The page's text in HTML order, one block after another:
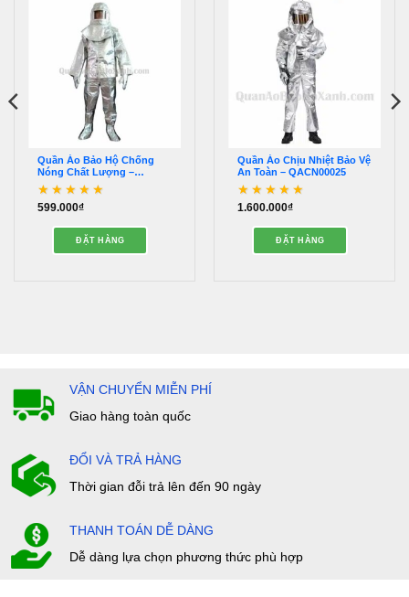
Quần Áo Bảo Hộ Chống
Nóng Chất Lượng –
QQCN01299
Được xếp hạng
599.000₫
ĐẶT HÀNG
Quần Áo Chịu Nhiệt Bảo Vệ
An Toàn – QACN00025
Được xếp hạng
1.600.000₫
ĐẶT HÀNG
VẬN CHUYỂN MIỄN PHÍ
Giao hàng toàn quốc
ĐỔI VÀ TRẢ HÀNG
Thời gian đỗi trả lên đến 90 ngày
THANH TOÁN DỄ DÀNG
Dễ dàng lựa chọn phương thức phù hợp